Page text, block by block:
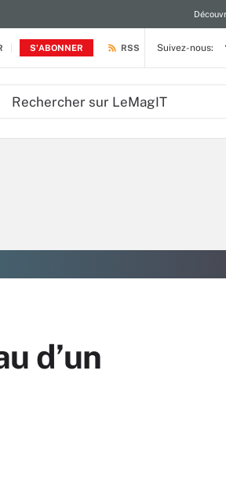
S'ABONNER RSS Suivez-nous:
d’un